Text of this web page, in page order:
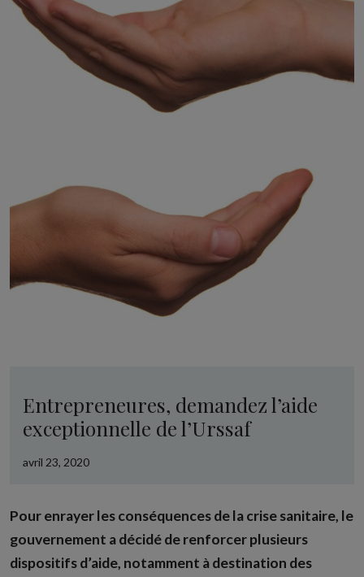
Entrepreneures, demandez l’aide
exceptionnelle de l’Urssaf
avril 23, 2020
Pour enrayer les conséquences de la crise sanitaire, le
gouvernement a décidé de renforcer plusieurs
dispositifs d’aide, notamment à destination des